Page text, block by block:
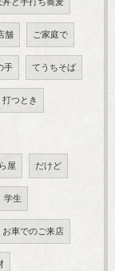
丼と手打ち蕎麦
舗 ご家庭で
手 てうちそば
打つとき
屋 だけど
学生
お車でのご来店